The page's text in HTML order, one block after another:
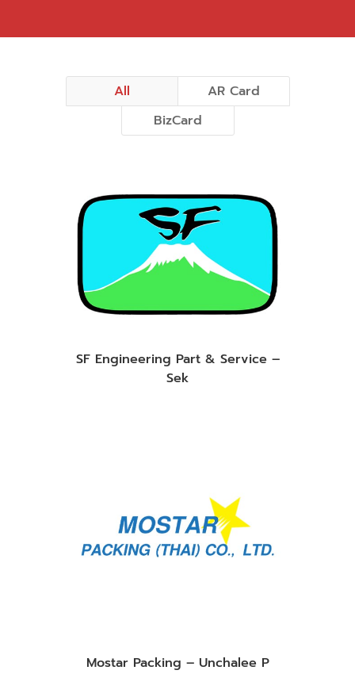
All
AR Card
BizCard
SF Engineering Part & Service –
Sek
Mostar Packing – Unchalee P